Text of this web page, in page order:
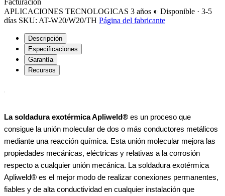
APLICACIONES TECNOLOGICAS 3 años ◐ Disponible · 3-5
días SKU: AT-W20/W20/TH Página del fabricante
Descripción
Especificaciones
Garantía
Recursos
La soldadura exotérmica Apliweld® es un proceso que
consigue la unión molecular de dos o más conductores metálicos
mediante una reacción química. Esta unión molecular mejora las
propiedades mecánicas, eléctricas y relativas a la corrosión
respecto a cualquier unión mecánica. La soldadura exotérmica
Apliweld® es el mejor modo de realizar conexiones permanentes,
fiables y de alta conductividad en cualquier instalación que